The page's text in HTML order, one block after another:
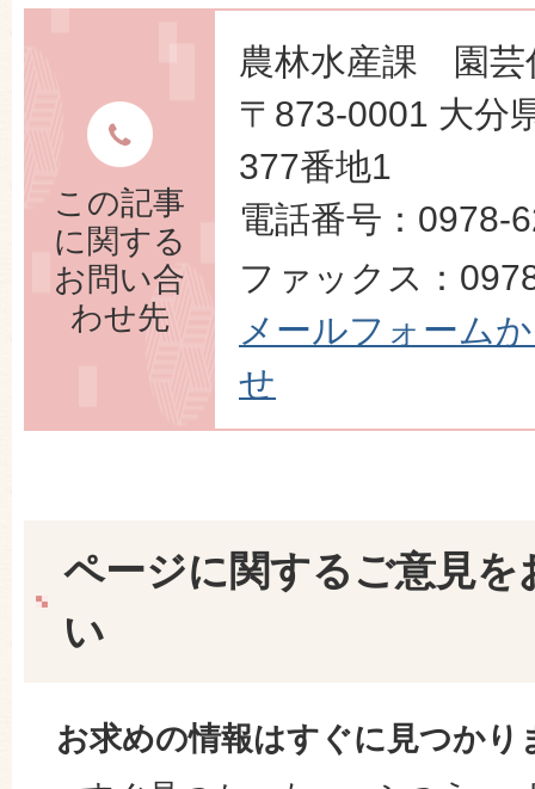
この記事
に関する
お問い合
わせ先
農林水産課 園芸
〒873-0001 大分
377番地1
電話番号：0978-
ファックス：
メールフォーム
せ
ページに関するご意見を
い
お求めの情報はすぐに見つかり